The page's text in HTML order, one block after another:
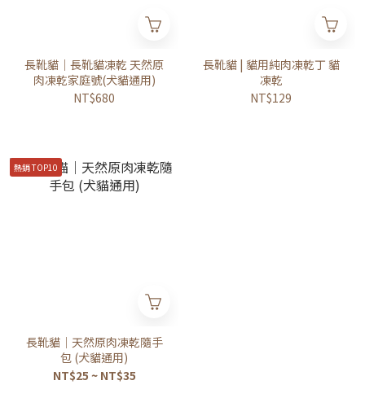
長靴貓｜長靴貓凍乾 天然原
肉凍乾家庭號(犬貓通用)
NT$680
長靴貓 | 貓用純肉凍乾丁 貓
凍乾
NT$129
熱銷 TOP10
長靴貓｜天然原肉凍乾隨手
包 (犬貓通用)
NT$25 ~ NT$35